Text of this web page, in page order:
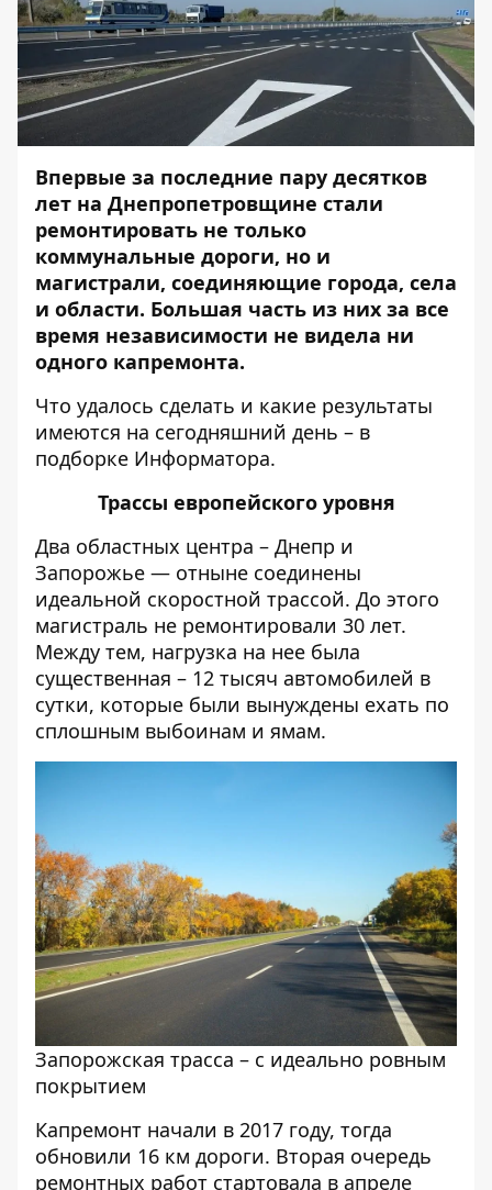
Впервые за последние пару десятков
лет на Днепропетровщине стали
ремонтировать не только
коммунальные дороги, но и
магистрали, соединяющие города, села
и области. Большая часть из них за все
время независимости не видела ни
одного капремонта.
Что удалось сделать и какие результаты
имеются на сегодняшний день – в
подборке Информатора.
Трассы европейского уровня
Два областных центра – Днепр и
Запорожье — отныне соединены
идеальной скоростной трассой. До этого
магистраль не ремонтировали 30 лет.
Между тем, нагрузка на нее была
существенная – 12 тысяч автомобилей в
сутки, которые были вынуждены ехать по
сплошным выбоинам и ямам.
Запорожская трасса – с идеально ровным
покрытием
Капремонт начали в 2017 году, тогда
обновили 16 км дороги. Вторая очередь
ремонтных работ стартовала в апреле